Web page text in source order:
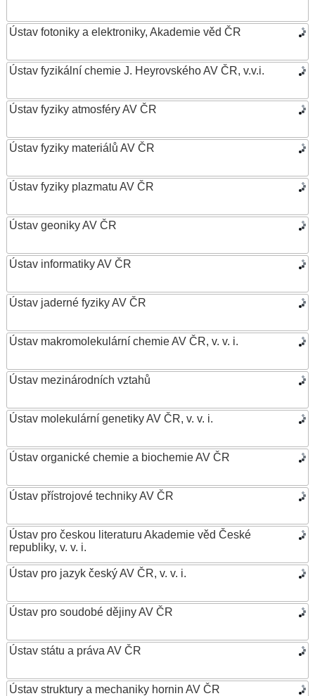
Ústav fotoniky a elektroniky, Akademie věd ČR
Ústav fyzikální chemie J. Heyrovského AV ČR, v.v.i.
Ústav fyziky atmosféry AV ČR
Ústav fyziky materiálů AV ČR
Ústav fyziky plazmatu AV ČR
Ústav geoniky AV ČR
Ústav informatiky AV ČR
Ústav jaderné fyziky AV ČR
Ústav makromolekulární chemie AV ČR, v. v. i.
Ústav mezinárodních vztahů
Ústav molekulární genetiky AV ČR, v. v. i.
Ústav organické chemie a biochemie AV ČR
Ústav přístrojové techniky AV ČR
Ústav pro českou literaturu Akademie věd České
republiky, v. v. i.
Ústav pro jazyk český AV ČR, v. v. i.
Ústav pro soudobé dějiny AV ČR
Ústav státu a práva AV ČR
Ústav struktury a mechaniky hornin AV ČR